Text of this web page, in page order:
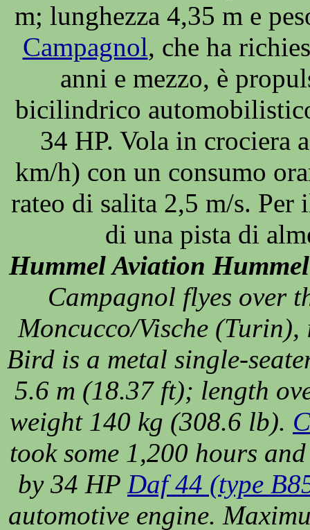
m; lunghezza 4,35 m e
Campagnol, che ha
anni e mezzo, è
bicilindrico
34 HP. Vola in crociera
km/h) con un consumo
rateo di salita 2,5 m/s. Per
di una pista di
Hummel Aviation
Campagnol flyes over
Moncucco/Vische (Turin),
Bird is a metal single-
5.6 m (18.37 ft); length
weight 140 kg (308.6 lb).
took some 1,200 hours
by 34 HP Daf 44 (type
automotive engine.